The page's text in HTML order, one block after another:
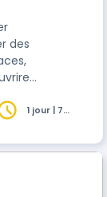
des
1 jour | 7